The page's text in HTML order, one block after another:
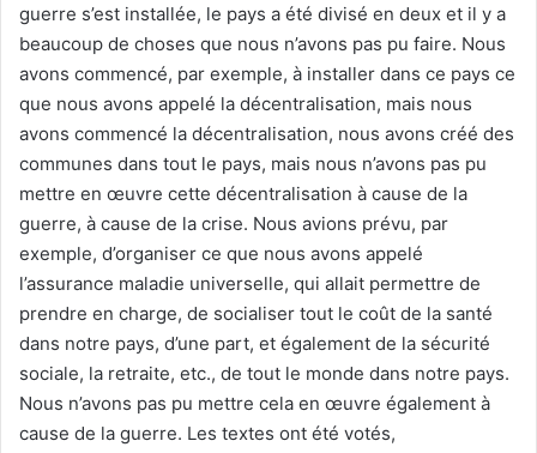
guerre s’est installée, le pays a été divisé en deux et il y a
beaucoup de choses que nous n’avons pas pu faire. Nous
avons commencé, par exemple, à installer dans ce pays ce
que nous avons appelé la décentralisation, mais nous
avons commencé la décentralisation, nous avons créé des
communes dans tout le pays, mais nous n’avons pas pu
mettre en œuvre cette décentralisation à cause de la
guerre, à cause de la crise. Nous avions prévu, par
exemple, d’organiser ce que nous avons appelé
l’assurance maladie universelle, qui allait permettre de
prendre en charge, de socialiser tout le coût de la santé
dans notre pays, d’une part, et également de la sécurité
sociale, la retraite, etc., de tout le monde dans notre pays.
Nous n’avons pas pu mettre cela en œuvre également à
cause de la guerre. Les textes ont été votés,